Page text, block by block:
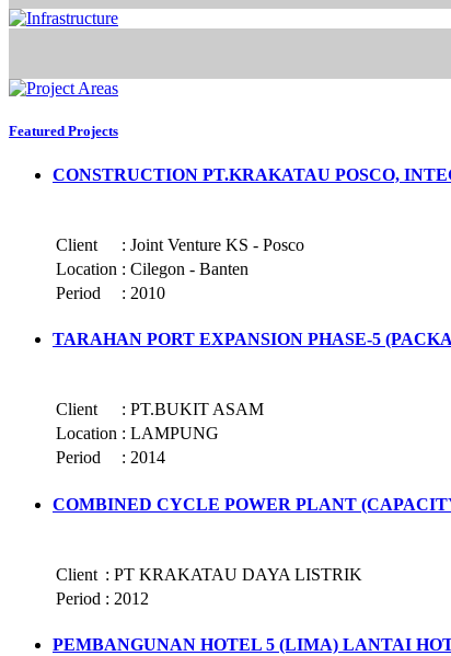
Featured Projects
CONSTRUCTION PT.KRAKATAU POSCO,
Client : Joint Venture KS - Posco
Location : Cilegon - Banten
Period
: 2010
TARAHAN PORT EXPANSION PHASE-5
Client : PT.BUKIT ASAM
Location : LAMPUNG
Period
: 2014
COMBINED CYCLE POWER PLANT
Client : PT KRAKATAU DAYA LISTRIK
Period : 2012
PEMBANGUNAN HOTEL 5 (LIMA) LANTAI